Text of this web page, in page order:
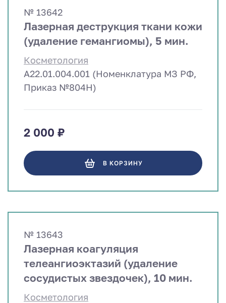
№ 13642
Лазерная деструкция ткани кожи
(удаление гемангиомы), 5 мин.
Косметология
A22.01.004.001 (Номенклатура МЗ РФ,
Приказ №804Н)
2 000 ₽
В КОРЗИНУ
№ 13643
Лазерная коагуляция
телеангиоэктазий (удаление
сосудистых звездочек), 10 мин.
Косметология